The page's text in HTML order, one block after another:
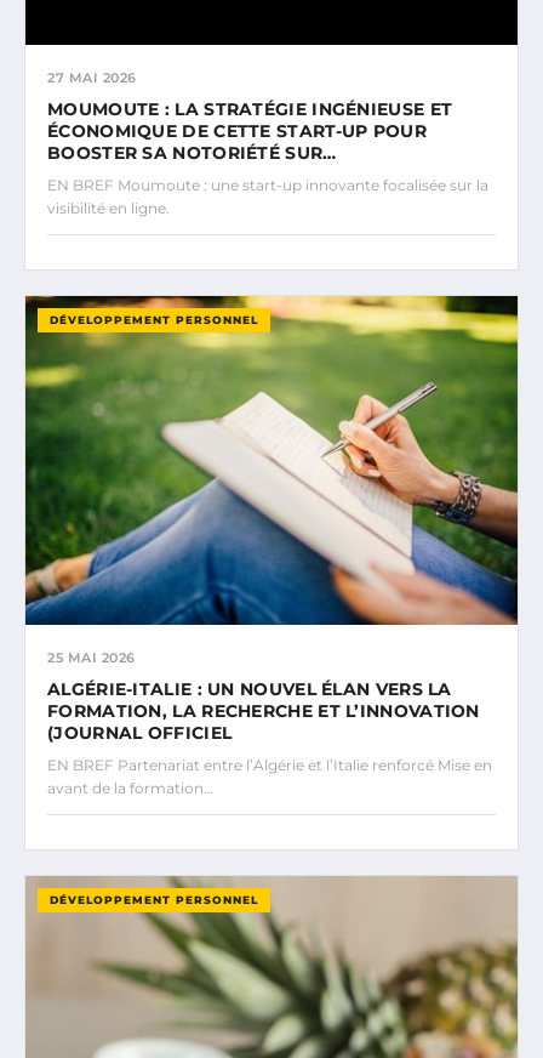
27 MAI 2026
MOUMOUTE : LA STRATÉGIE INGÉNIEUSE ET
ÉCONOMIQUE DE CETTE START-UP POUR
BOOSTER SA NOTORIÉTÉ SUR…
EN BREF Moumoute : une start-up innovante focalisée sur la
visibilité en ligne.
DÉVELOPPEMENT PERSONNEL
25 MAI 2026
ALGÉRIE-ITALIE : UN NOUVEL ÉLAN VERS LA
FORMATION, LA RECHERCHE ET L’INNOVATION
(JOURNAL OFFICIEL
EN BREF Partenariat entre l’Algérie et l’Italie renforcé Mise en
avant de la formation…
DÉVELOPPEMENT PERSONNEL